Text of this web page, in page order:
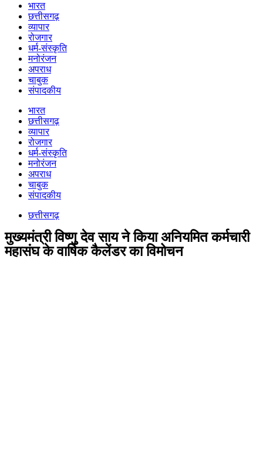
भारत
छत्तीसगढ़
व्यापार
रोजगार
धर्म-संस्कृति
मनोरंजन
अपराध
चाबुक
संपादकीय
भारत
छत्तीसगढ़
व्यापार
रोजगार
धर्म-संस्कृति
मनोरंजन
अपराध
चाबुक
संपादकीय
छत्तीसगढ़
मुख्यमंत्री विष्णु देव साय ने किया अनियमित कर्मचारी
महासंघ के वार्षिक कैलेंडर का विमोचन